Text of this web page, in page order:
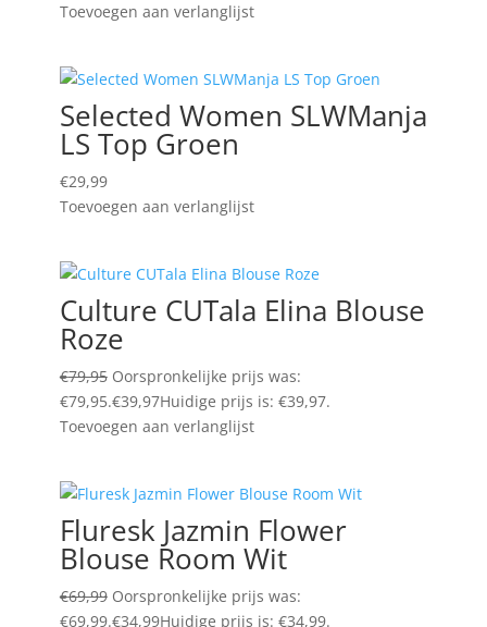
Toevoegen aan verlanglijst
Selected Women SLWManja
LS Top Groen
€29,99
Toevoegen aan verlanglijst
Culture CUTala Elina Blouse
Roze
€79,95 Oorspronkelijke prijs was:
€79,95.€39,97Huidige prijs is: €39,97.
Toevoegen aan verlanglijst
Fluresk Jazmin Flower
Blouse Room Wit
€69,99 Oorspronkelijke prijs was:
€69,99.€34,99Huidige prijs is: €34,99.